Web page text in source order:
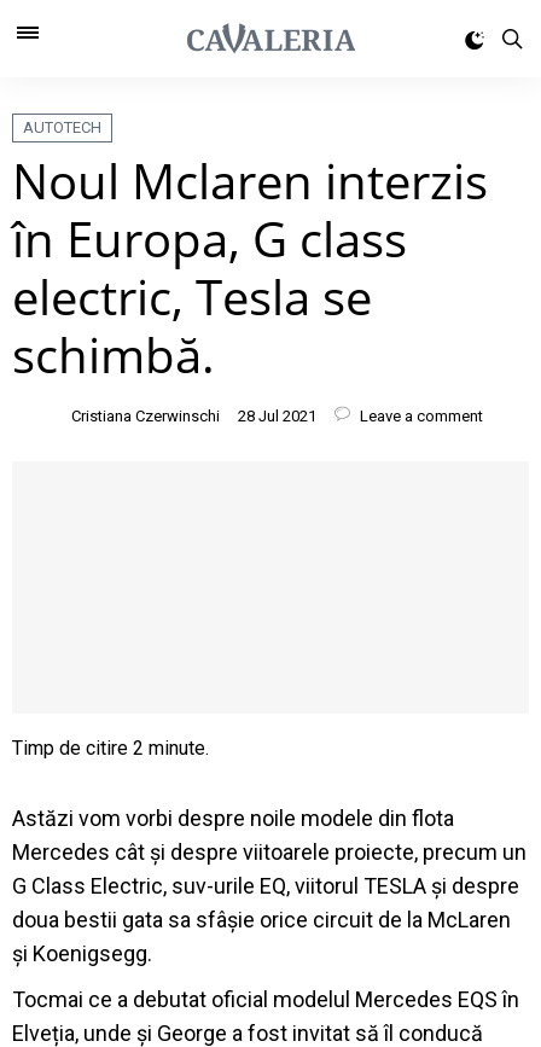
AUTOTECH
Noul Mclaren interzis
în Europa, G class
electric, Tesla se
schimbă.
Cristiana Czerwinschi 28 Jul 2021 Leave a comment
Astăzi vom vorbi despre noile modele din flota
Mercedes cât și despre viitoarele proiecte, precum un
G Class Electric, suv-urile EQ, viitorul TESLA și despre
doua bestii gata sa sfâșie orice circuit de la McLaren
și Koenigsegg.
Tocmai ce a debutat oficial modelul Mercedes EQS în
Elveția, unde și George a fost invitat să îl conducă